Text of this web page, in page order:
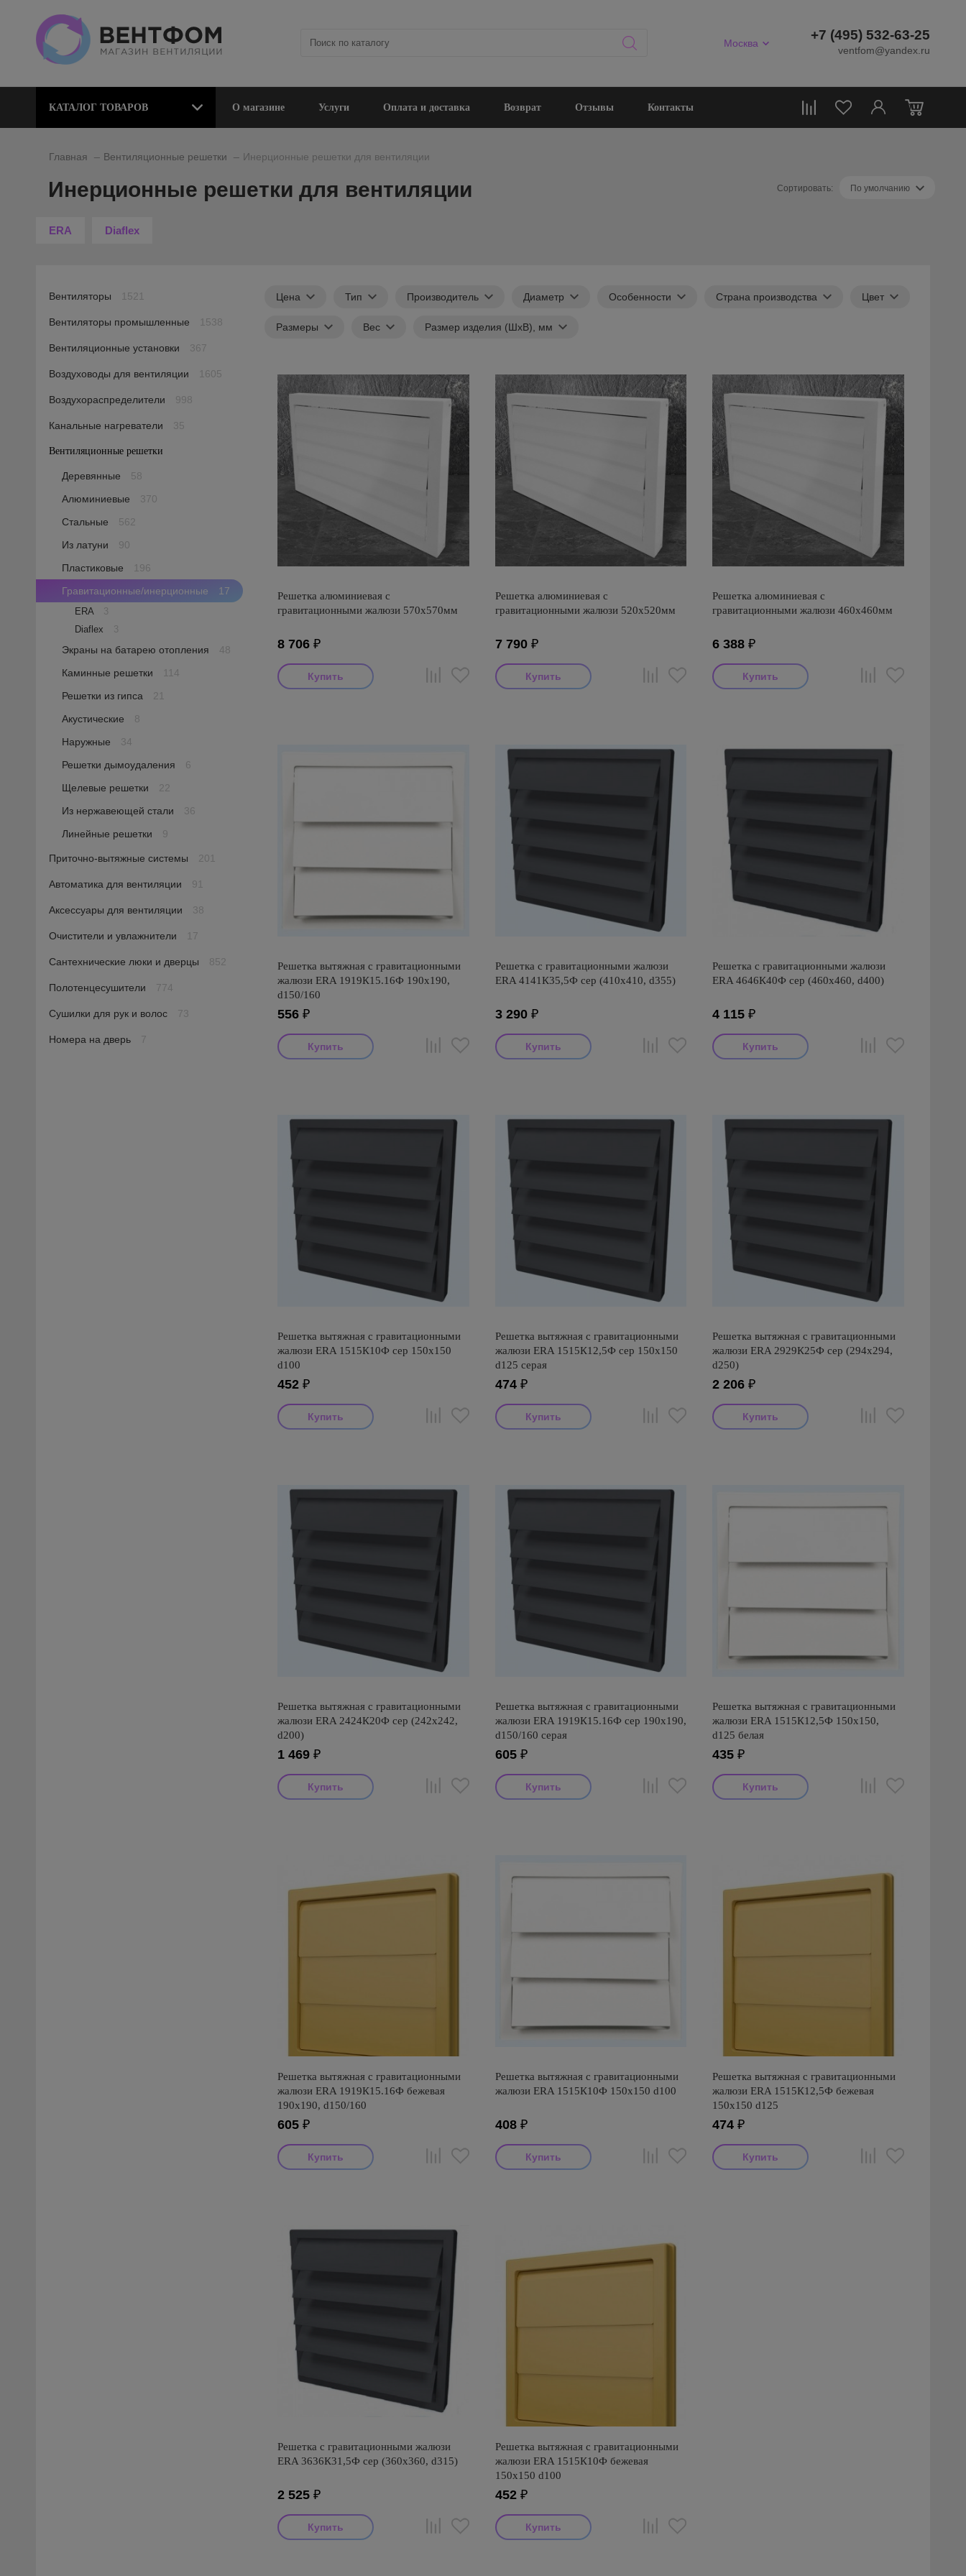
Москва
+7 (495) 532-63-25
ventfom@yandex.ru
0
КАТАЛОГ ТОВАРОВ О магазине Услуги Оплата и доставка Возврат Отзывы Контакты
Главная Вентиляционные решетки Инерционные решетки для вентиляции
Сортировать: По умолчанию
Инерционные решетки для вентиляции
ERA Diaflex
Цена Тип Производитель Диаметр Особенности Страна производства Цвет
Размеры Вес Размер изделия (ШхВ), мм
Решетка алюминиевая с
гравитационными жалюзи 570х570мм
8 706 ₽
Решетка алюминиевая с
гравитационными жалюзи 520х520мм
7 790₽
Решетка алюминиевая с
гравитационными жалюзи 460х460мм
6 388 ₽
Решетка вытяжная с гравитационными
жалюзи ERA 1919К15.16Ф 190х190,
d150/160
556 ₽
Решетка с гравитационными жалюзи
ERA 4141К35,5Ф сер (410х410, d355)
3 290₽
Решетка с гравитационными жалюзи
ERA 4646К40Ф сер (460х460, d400)
4 115 ₽
Решетка вытяжная с гравитационными
жалюзи ERA 1515К10Ф сер 150х150
d100
452 ₽
Решетка вытяжная с гравитационными
жалюзи ERA 1515К12,5Ф сер 150х150
d125 серая
474₽
Решетка вытяжная с гравитационными
жалюзи ERA 2929К25Ф сер (294х294,
d250)
2 206 ₽
Решетка вытяжная с гравитационными
жалюзи ERA 2424К20Ф сер (242х242,
d200)
1 469 ₽
Решетка вытяжная с гравитационными
жалюзи ERA 1919К15.16Ф сер 190х190,
d150/160 серая
605₽
Решетка вытяжная с гравитационными
жалюзи ERA 1515К12,5Ф 150х150,
d125 белая
435 ₽
Решетка вытяжная с гравитационными
жалюзи ERA 1919К15.16Ф бежевая
190х190, d150/160
605 ₽
Решетка вытяжная с гравитационными
жалюзи ERA 1515К10Ф 150х150 d100
408₽
Решетка вытяжная с гравитационными
жалюзи ERA 1515К12,5Ф бежевая
150х150 d125
474 ₽
Решетка с гравитационными жалюзи
ERA 3636К31,5Ф сер (360х360, d315)
2 525 ₽
Решетка вытяжная с гравитационными
жалюзи ERA 1515К10Ф бежевая
150х150 d100
452₽
Вентиляторы 1521
Вентиляторы промышленные 1538
Вентиляционные установки 367
Воздуховоды для вентиляции 1605
Воздухораспределители 998
Канальные нагреватели 35
Вентиляционные решетки
Деревянные
58
Алюминиевые
370
Стальные
562
Из латуни
90
Пластиковые
196
Гравитационные/инерционные
17
ERA
3
Diaflex
3
Экраны на батарею отопления
48
Каминные решетки
114
Решетки из гипса
21
Акустические
8
Наружные
34
Решетки дымоудаления
6
Щелевые решетки
22
Из нержавеющей стали
36
Линейные решетки
9
Приточно-вытяжные системы 201
Автоматика для вентиляции 91
Аксессуары для вентиляции 38
Очистители и увлажнители 17
Сантехнические люки и дверцы 852
Полотенцесушители 774
Сушилки для рук и волос 73
Номера на дверь 7